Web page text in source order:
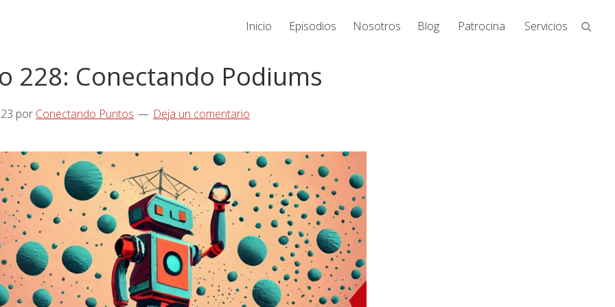
Inicio Episodios Nosotros Blog Patrocina Servicios
228: Conectando Podiums
por Conectando Puntos Deja un comentario